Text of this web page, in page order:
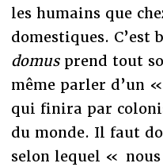
les humains que
domestiques. C’est
domusprend tout
même parler d’un
qui finira par
du monde. Il faut
selon lequel «